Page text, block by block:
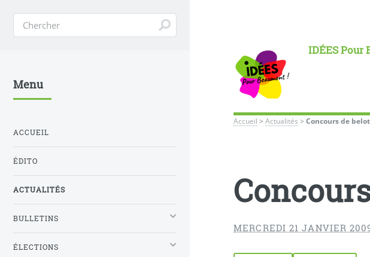
IDÉES Pour
Accueil >Actualités >Concours de
MERCREDI 21 JANVIER
Menu
ACCUEIL
ÉDITO
ACTUALITÉS
BULLETINS
ÉLECTIONS